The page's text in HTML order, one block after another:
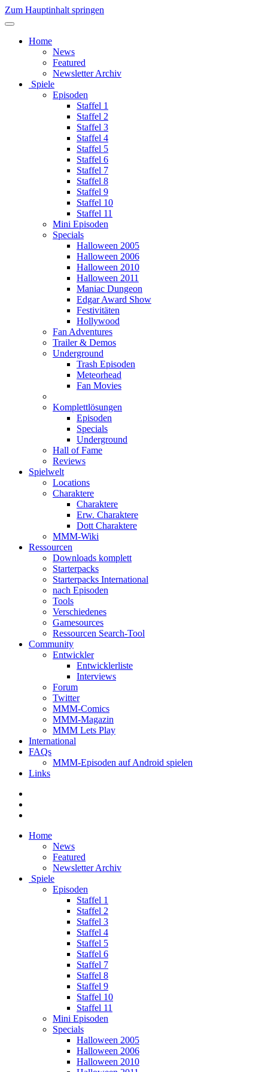
Zum Hauptinhalt springen
Home
News
Featured
Newsletter Archiv
Spiele
Episoden
Staffel 1
Staffel 2
Staffel 3
Staffel 4
Staffel 5
Staffel 6
Staffel 7
Staffel 8
Staffel 9
Staffel 10
Staffel 11
Mini Episoden
Specials
Halloween 2005
Halloween 2006
Halloween 2010
Halloween 2011
Maniac Dungeon
Edgar Award Show
Festivitäten
Hollywood
Fan Adventures
Trailer & Demos
Underground
Trash Episoden
Meteorhead
Fan Movies
Komplettlösungen
Episoden
Specials
Underground
Hall of Fame
Reviews
Spielwelt
Locations
Charaktere
Charaktere
Erw. Charaktere
Dott Charaktere
MMM-Wiki
Ressourcen
Downloads komplett
Starterpacks
Starterpacks International
nach Episoden
Tools
Verschiedenes
Gamesources
Ressourcen Search-Tool
Community
Entwickler
Entwicklerliste
Interviews
Forum
Twitter
MMM-Comics
MMM-Magazin
MMM Lets Play
International
FAQs
MMM-Episoden auf Android spielen
Links
Home
News
Featured
Newsletter Archiv
Spiele
Episoden
Staffel 1
Staffel 2
Staffel 3
Staffel 4
Staffel 5
Staffel 6
Staffel 7
Staffel 8
Staffel 9
Staffel 10
Staffel 11
Mini Episoden
Specials
Halloween 2005
Halloween 2006
Halloween 2010